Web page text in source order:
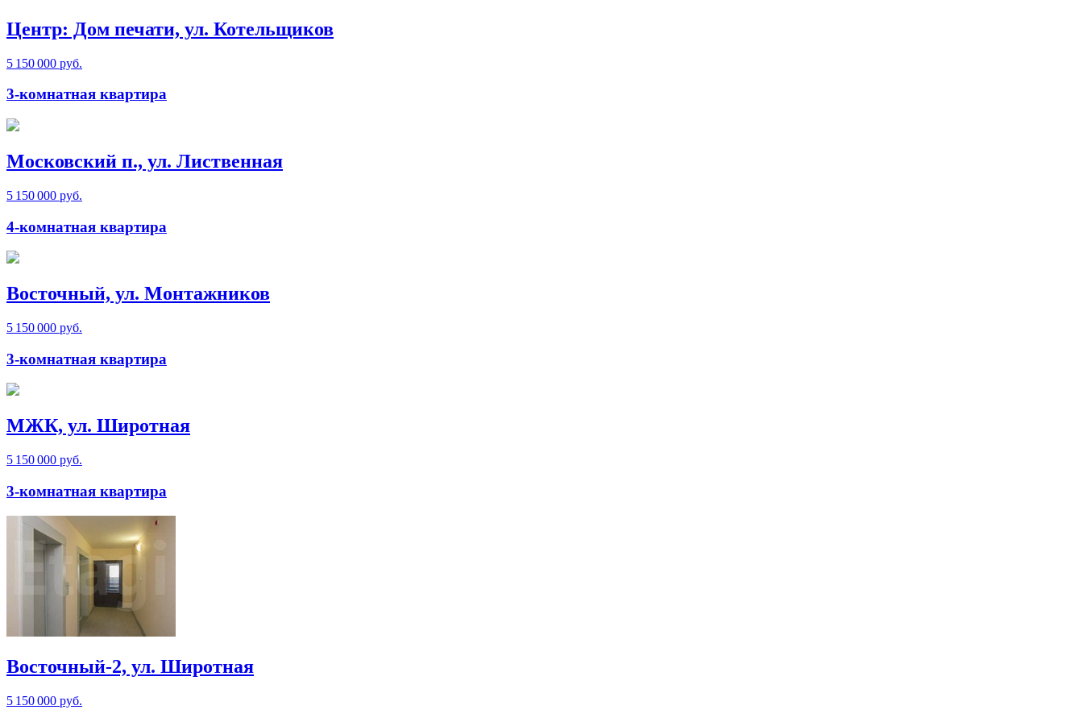
Центр: Дом печати, ул. Котельщиков
5 150 000 руб.
3-комнатная квартира
Московский п., ул. Лиственная
5 150 000 руб.
4-комнатная квартира
Восточный, ул. Монтажников
5 150 000 руб.
3-комнатная квартира
МЖК, ул. Широтная
5 150 000 руб.
3-комнатная квартира
Восточный-2, ул. Широтная
5 150 000 руб.